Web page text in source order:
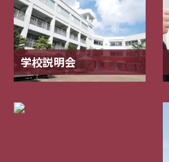
学校説明会